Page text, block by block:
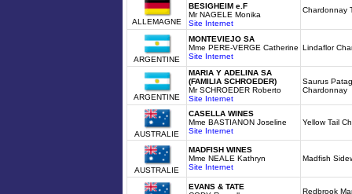
ALLEMAGNE
BESIGHEIM e.F
Mr NAGELE Monika
Site Internet
Chardonnay
ARGENTINE
MONTEVIEJO SA
Mme PERE-VERGE Catherine
Site Internet
Lindaflor
ARGENTINE
MARIA Y ADELINA SA
(FAMILIA SCHROEDER)
Mr SCHROEDER Roberto
Site Internet
Saurus
Chardonnay
AUSTRALIE
CASELLA WINES
Mme BASTIANON Joseline
Site Internet
Yellow Tail
AUSTRALIE
MADFISH WINES
Mme NEALE Kathryn
Site Internet
Madfish
EVANS & TATE
Redbrook